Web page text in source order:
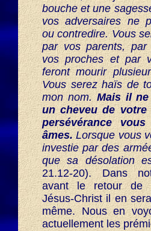
bouche et une
vos adversaires ne
ou contredire. Vous
par vos parents,
vos proches et par
feront mourir
Vous serez haïs de
mon nom.Mais il
un cheveu de
persévérance
âmes.Lorsque vous
investie par des
que sa désolation
21.12-20). Dans
avant le retour de
Jésus-Christ il en
même. Nous en
actuellement les